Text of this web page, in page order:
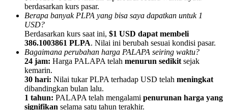
Referensi
Undang teman untuk mendapatkan imbalan tunai
BTC Welcome Rewards
berdasarkan kurs pasar.
Berapa banyak PLPA yang bisa saya dapatkan untuk 1
USD?
Berdasarkan kurs saat ini, $1 USD dapat membeli
386.1003861 PLPA. Nilai ini berubah sesuai kondisi pasar.
Bagaimana perubahan harga PALAPA seiring waktu?
24 jam: Harga PALAPA telah menurun sedikit sejak
kemarin.
30 hari: Nilai tukar PLPA terhadap USD telah meningkat
dibandingkan bulan lalu.
1 tahun: PALAPA telah mengalami penurunan harga yang
signifikan selama satu tahun terakhir.